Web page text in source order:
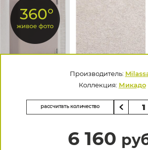
Производитель:
Коллекция: Микадо
рассчитать количество
6 160